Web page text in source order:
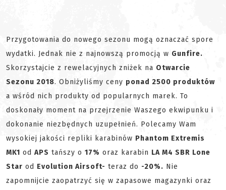
Przygotowania do nowego sezonu mogą oznaczać spore
wydatki. Jednak nie z najnowszą promocją w Gunfire.
Skorzystajcie z rewelacyjnych zniżek na Otwarcie
Sezonu 2018. Obniżyliśmy ceny ponad 2500 produktów
a wśród nich produkty od popularnych marek. To
doskonały moment na przejrzenie Waszego ekwipunku i
dokonanie niezbędnych uzupełnień. Polecamy Wam
wysokiej jakości repliki karabinów Phantom Extremis
MK1 od APS tańszy o 17% oraz karabin LA M4 SBR Lone
Star od Evolution Airsoft- teraz do -20%. Nie
zapomnijcie zaopatrzyć się w zapasowe magazynki oraz